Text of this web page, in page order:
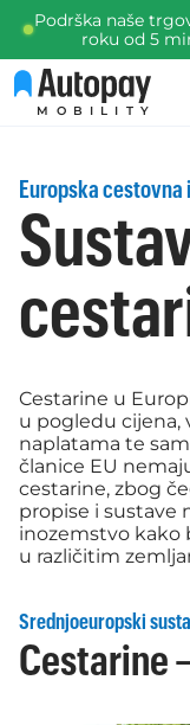
Podrška naše
roku od 5
MOBILITY
Europska
Cestarine u
u pogledu cijena,
naplatama te
članice EU
cestarine, zbog
propise i sustave
inozemstvo kako
u različitim
Srednjoeuropski
Cestarine